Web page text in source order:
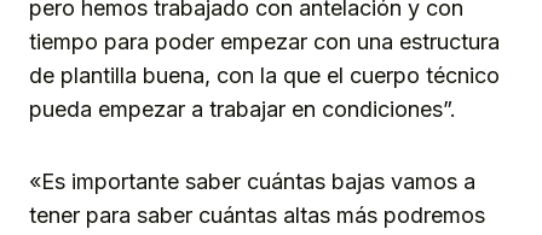
pero hemos trabajado con antelación y con
tiempo para poder empezar con una estructura
de plantilla buena, con la que el cuerpo técnico
pueda empezar a trabajar en condiciones”.
«Es importante saber cuántas bajas vamos a
tener para saber cuántas altas más podremos